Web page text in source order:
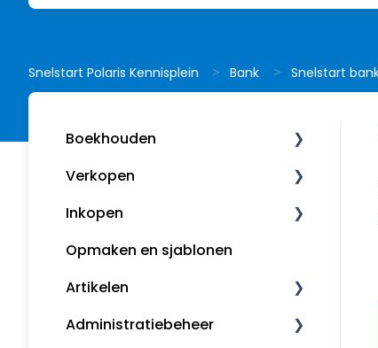
Snelstart Polaris Kennisplein Bank Snelstart
Boekhouden
Boekhouden
Aangifte
Voorbeeldboekingen
Grootboekrekeningen
Boekjaar afsluiten
Verkopen
Klanten
Kassa
Factureren
Inkopen
Leveranciers
InControle (inkopen en
Opmaken en sjablonen
Artikelen
Artikelomzetgroepen
Administratiebeheer